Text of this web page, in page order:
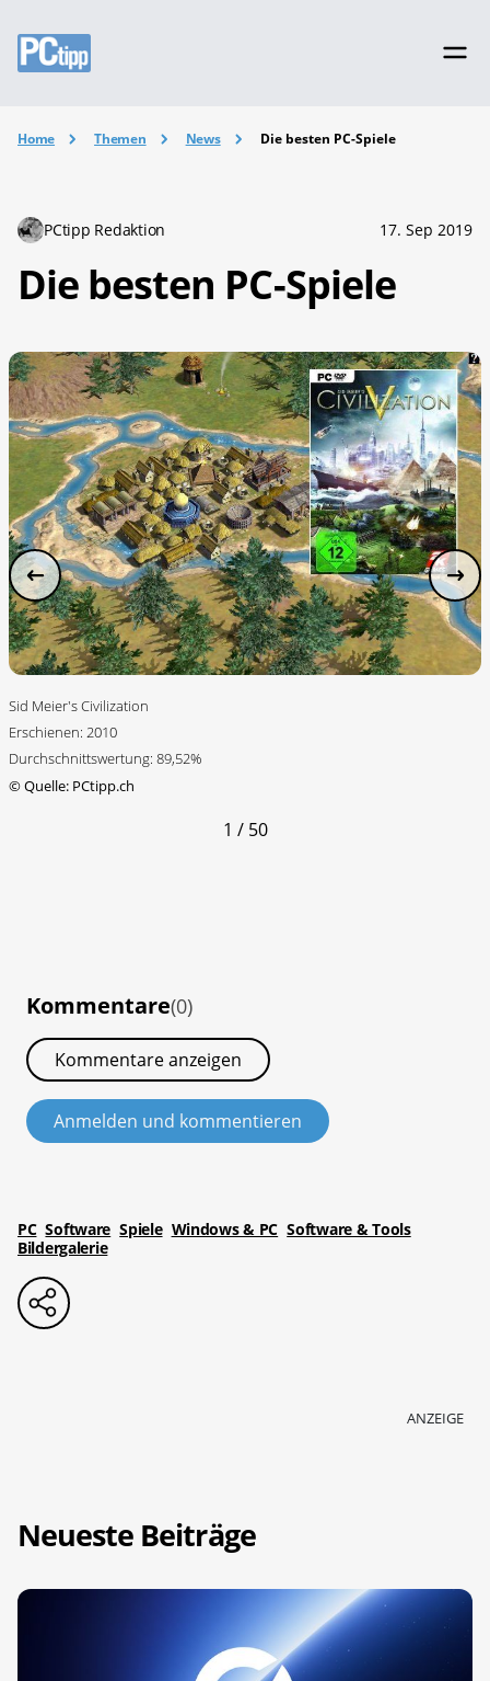
Home Themen News Die besten PC-Spiele
PCtipp Redaktion 17. Sep 2019
Die besten PC-Spiele
Sid Meier's Civilization
Erschienen: 2010
Durchschnittswertung: 89,52%
©Quelle: PCtipp.ch
1 / 50
Kommentare(0)
Kommentare anzeigen
Anmelden und kommentieren
PC Software Spiele Windows & PC Software & Tools
Bildergalerie
ANZEIGE
Neueste Beiträge